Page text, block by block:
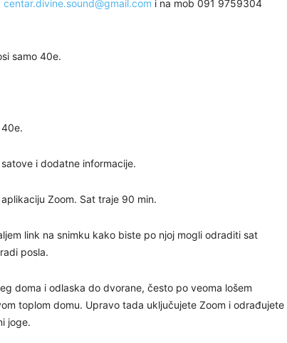
centar.divine.sound@gmail.com i na mob 091 9759304
samo 40e.
i dodatne informacije.
Zoom. Sat traje 90 min.
link na snimku kako biste po njoj mogli odraditi sat
posla.
doma i odlaska do dvorane, često po veoma lošem
toplom domu. Upravo tada uključujete Zoom i odrađujete
joge.